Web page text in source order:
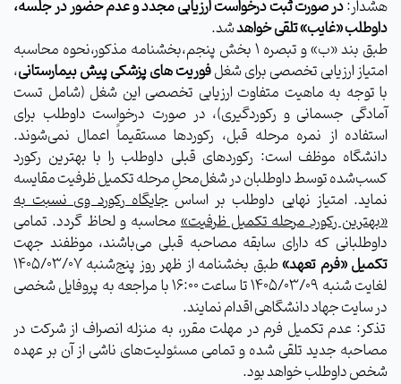
هشدار:در صورت ثبت درخواست ارزیابی مجدد و عدم حضور در جلسه،
داوطلب «غایب» تلقی خواهدشد.
طبق بند «ب» و تبصره 1 بخش پنجم،بخشنامه مذکور،نحوه محاسبه
امتیاز ارزیابی تخصصی برای شغلفوریت های پزشکی پیش بیمارستانی،
با توجه به ماهیت متفاوت ارزیابی تخصصی این شغل (شامل تست
آمادگی جسمانی و رکوردگیری)، در صورت درخواست داوطلب برای
استفاده از نمره مرحله قبل، رکوردها مستقیماً اعمال نمی‌شوند.
دانشگاه موظف است: رکوردهای قبلی داوطلب را با بهترین رکورد
کسب‌شده توسط داوطلبان در شغل‌محلِ مرحله تکمیل ظرفیت مقایسه
نماید. امتیاز نهایی داوطلب بر اساسجایگاه رکورد وی نسبت به
«بهترین رکوردِ مرحله تکمیل ظرفیت»محاسبه و لحاظ گردد. تمامی
داوطلبانی که دارای سابقه مصاحبه قبلی می‌باشند، موظفند جهت
تکمیل «فرم تعهد»
طبق بخشنامه از ظهر روز پنج‌شنبه ۱۴۰۵/۰۳/۰۷
لغایت شنبه ۱۴۰۵/۰۳/۰۹ تا ساعت ۱۶:۰۰ با مراجعه به پروفایل شخصی
در سایت جهاد دانشگاهی اقدام نمایند.
تذکر: عدم تکمیل فرم در مهلت مقرر، به منزله انصراف از شرکت در
مصاحبه جدید تلقی شده و تمامی مسئولیت‌های ناشی از آن بر عهده
شخص داوطلب خواهد بود.